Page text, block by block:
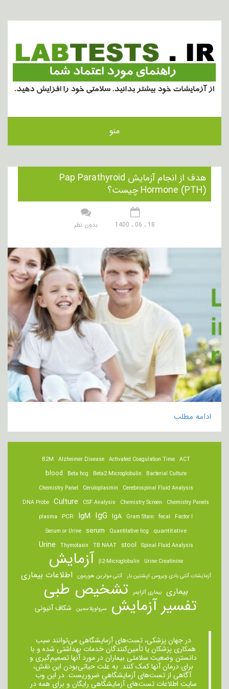
منو
هدف از انجام آزمایش Pap Parathyroid
Hormone (PTH) چیست؟
18 ، 06 ، 1400 بدون نظر
ادامه مطلب
ACT
Activated Coagulation Time
Alzheimer Disease
B2M
Bacterial Culture
Beta2 Microglobulin
Beta hcg
blood
Cerebrospinal Fluid Analysis
Ceruloplasmin
Chemistry Panel
Chemistry Panels
Chemistry Screen
CSF Analysis
Culture
DNA Probe
Factor I
fecal
Gram Stain
IgA
IgG
IgM
PCR
plasma
quantitative
Quantitative hcg
serum
Serum or Urine
Spinal Fluid Analysis
stool
TB NAAT
Thymotaxin
Urine
Urine Creatinine
β2-Microglobulin آزمایش
آزمایشات آنتی بادی ویروس اپشتین بار آنتی مولرین هورمون اطلاعات بیماری
بیماری بیماری آلزایمر تشخیص طبی
تفسیر آزمایش سرولوپلاسمین شکاف آنیونی
در جهان پزشکی، تست‌های آزمایشگاهی می‌توانند سبب
همکاری پزشکان یا تأمین‌کنندگان خدمات بهداشتی شده و با
دانستن وضعیت سلامتی بیماران در مورد آنها تصمیم‌گیری و
برای درمان ‌آنها کمک کنند. به علت حیاتی‌بودن این نقش،
آگاهی از تست‌های آزمایشگاهی ضروریست. در این وب
سایت اطلاعات تست‌های آزمایشگاهی رایگان و برای همه در